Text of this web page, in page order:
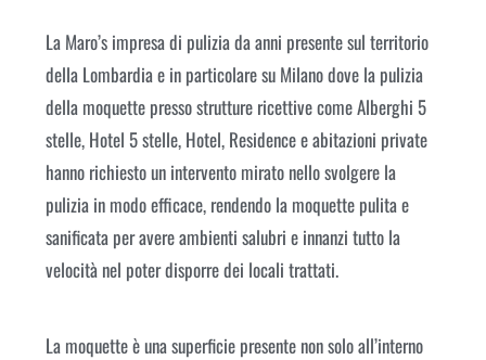
La Maro’s impresa di pulizia da anni presente sul territorio
della Lombardia e in particolare su Milano dove la pulizia
della moquette presso strutture ricettive come Alberghi 5
stelle, Hotel 5 stelle, Hotel, Residence e abitazioni private
hanno richiesto un intervento mirato nello svolgere la
pulizia in modo efficace, rendendo la moquette pulita e
sanificata per avere ambienti salubri e innanzi tutto la
velocità nel poter disporre dei locali trattati.
La moquette è una superficie presente non solo all’interno